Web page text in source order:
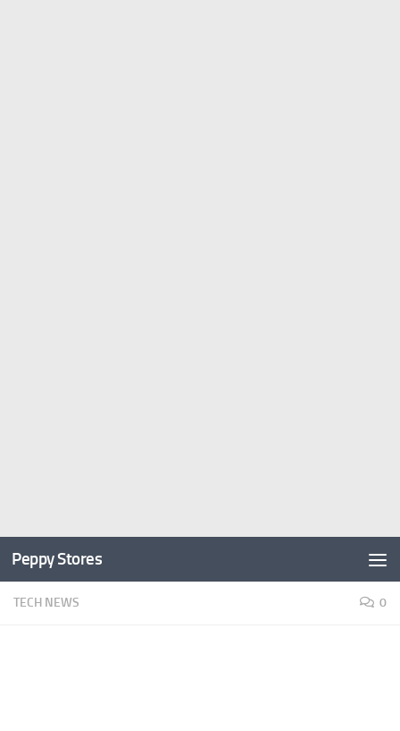
Peppy Stores
TECH NEWS 0